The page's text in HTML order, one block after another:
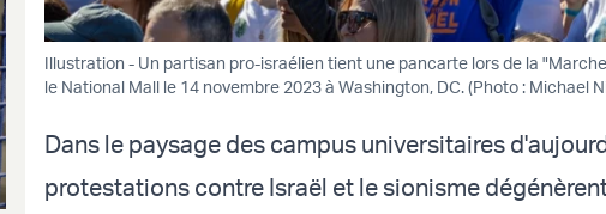
Illustration - Un partisan pro-israélien tient une pancarte lors de la
le National Mall le 14 novembre 2023 à Washington, DC. (Photo : Michael
Dans le paysage des campus universitaires
protestations contre Israël et le sionisme